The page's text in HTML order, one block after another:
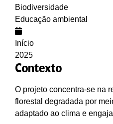
Biodiversidade
Educação ambiental
Início
2025
Contexto
O projeto concentra-se na
florestal degradada por
adaptado ao clima e